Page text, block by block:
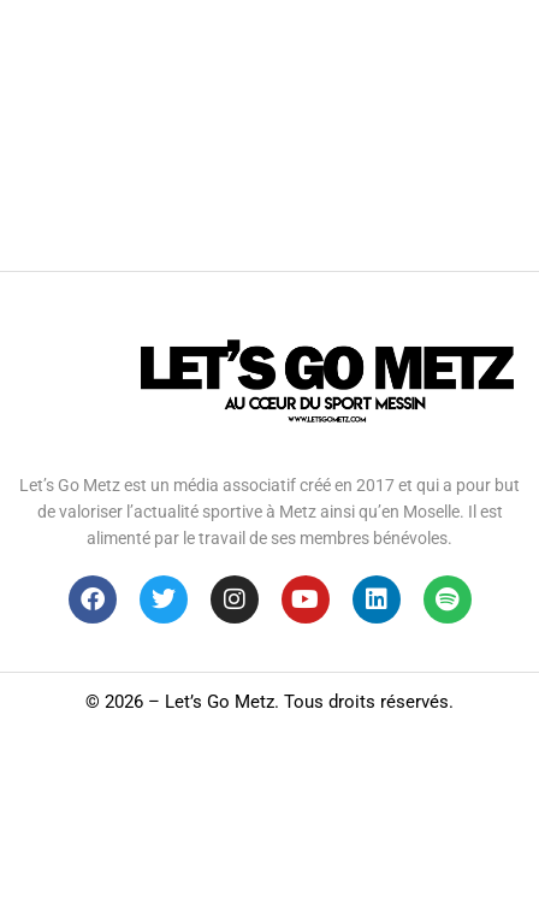
Let’s Go Metz est un média associatif créé en 2017 et qui a pour but
de valoriser l’actualité sportive à Metz ainsi qu’en Moselle. Il est
alimenté par le travail de ses membres bénévoles.
© 2026 – Let’s Go Metz. Tous droits réservés.